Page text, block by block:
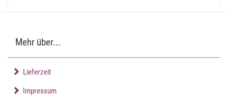
Mehr über...
Lieferzeit
Impressum